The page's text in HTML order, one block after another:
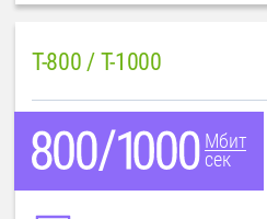
T-800 / T-1000
Мбит
сек